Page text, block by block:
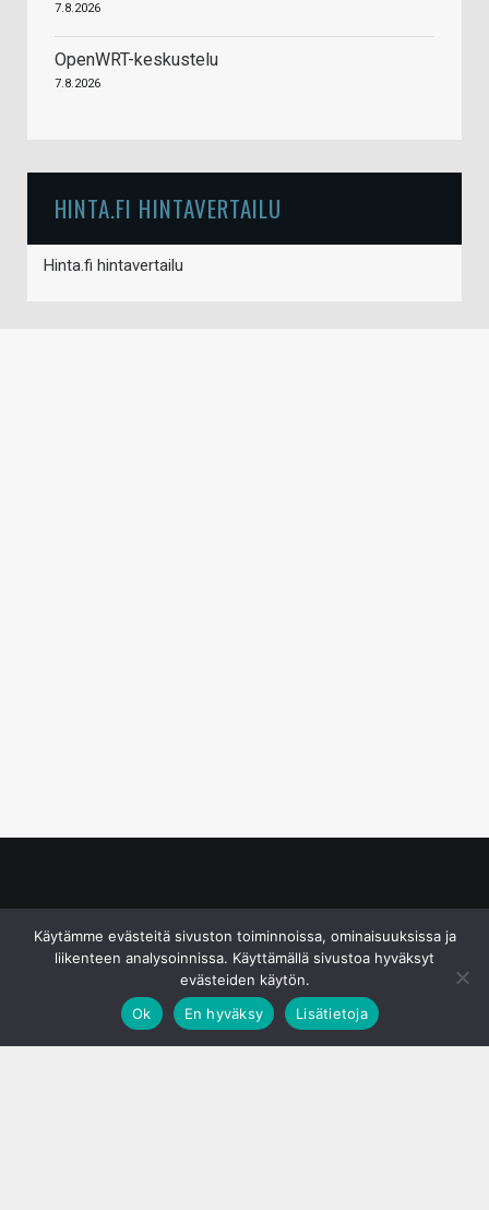
7.8.2026
OpenWRT-keskustelu
7.8.2026
HINTA.FI HINTAVERTAILU
Hinta.fi hintavertailu
Käytämme evästeitä sivuston toiminnoissa, ominaisuuksissa ja
liikenteen analysoinnissa. Käyttämällä sivustoa hyväksyt
evästeiden käytön.
Ok
En hyväksy Lisätietoja